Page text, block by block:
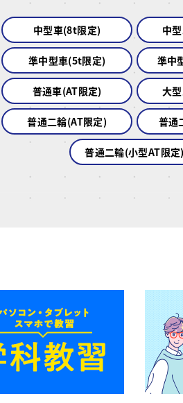
中型車(8t限定) 中
準中型車(5t限定) 準中
普通車(AT限定) 大
普通二輪(AT限定) 普通
普通二輪(小型AT限定)